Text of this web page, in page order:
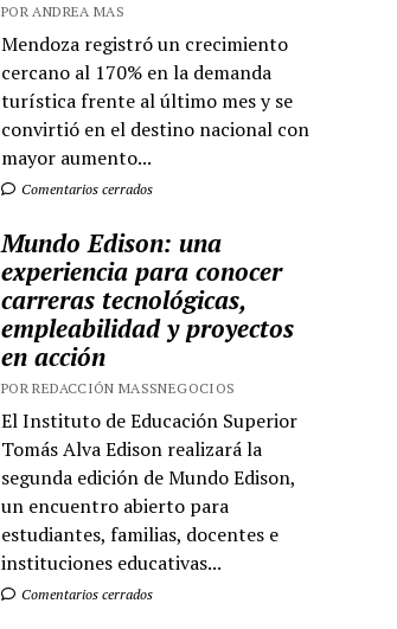
POR ANDREA MAS
Mendoza registró un crecimiento
cercano al 170% en la demanda
turística frente al último mes y se
convirtió en el destino nacional con
mayor aumento...
Comentarios cerrados
Mundo Edison: una
experiencia para conocer
carreras tecnológicas,
empleabilidad y proyectos
en acción
POR REDACCIÓN MASSNEGOCIOS
El Instituto de Educación Superior
Tomás Alva Edison realizará la
segunda edición de Mundo Edison,
un encuentro abierto para
estudiantes, familias, docentes e
instituciones educativas...
Comentarios cerrados